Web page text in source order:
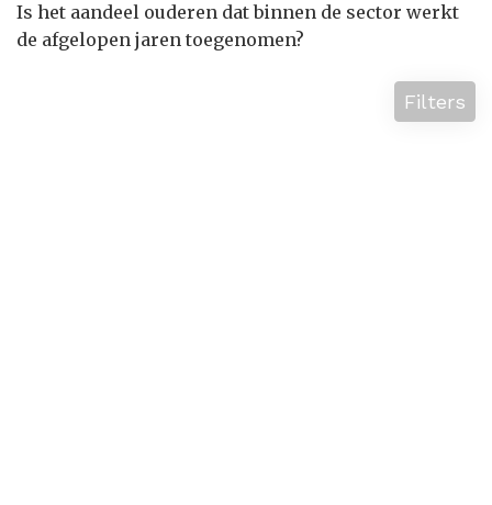
Is het aandeel ouderen dat binnen de sector werkt
de afgelopen jaren toegenomen?
Filters